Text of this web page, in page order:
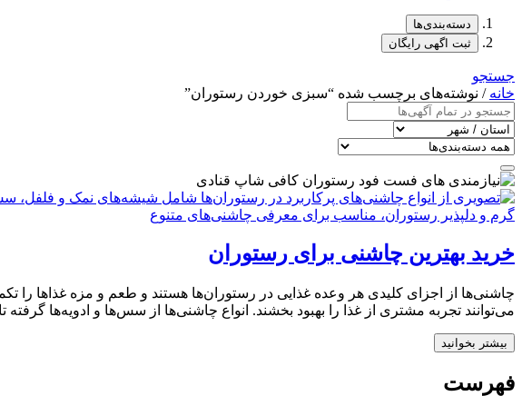
دسته‌بندی‌ها
ثبت اگهی رایگان
جستجو
خانه / نوشته‌های برچسب شده “سبزی خوردن رستوران”
خرید بهترین چاشنی برای رستوران
چاشنی‌ها از اجزای کلیدی هر وعده غذایی در رستوران‌ها هستند و طعم و مزه غذاها را
می‌توانند تجربه مشتری از غذا را بهبود بخشند. انواع چاشنی‌ها از سس‌ها و ادویه‌ها
بیشتر بخوانید
فهرست